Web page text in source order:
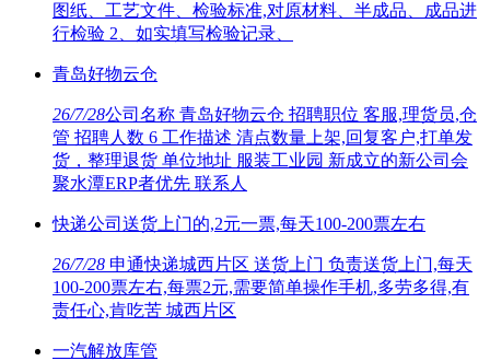
图纸、工艺文件、检验标准,对原材料、半成品、成品进
行检验 2、如实填写检验记录、
青岛好物云仓
26/7/28公司名称 青岛好物云仓 招聘职位 客服,理货员,仓
管 招聘人数 6 工作描述 清点数量上架,回复客户,打单发
货，整理退货 单位地址 服装工业园 新成立的新公司会
聚水潭ERP者优先 联系人
快递公司送货上门的,2元一票,每天100-200票左右
26/7/28 申通快递城西片区 送货上门 负责送货上门,每天
100-200票左右,每票2元,需要简单操作手机,多劳多得,有
责任心,肯吃苦 城西片区
一汽解放库管